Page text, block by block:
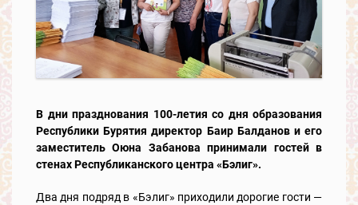
В дни празднования 100-летия со дня образования
Республики Бурятия директор Баир Балданов и его
заместитель Оюна Забанова принимали гостей в
стенах Республиканского центра «Бэлиг».
Два дня подряд в «Бэлиг» приходили дорогие гости —